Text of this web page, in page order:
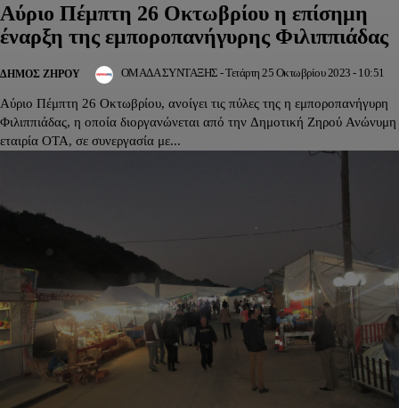
Αύριο Πέμπτη 26 Οκτωβρίου η επίσημη
έναρξη της εμποροπανήγυρης Φιλιππιάδας
ΔΉΜΟΣ ΖΗΡΟΎ ΟΜΑΔΑ ΣΥΝΤΑΞΗΣ -Τετάρτη 25 Οκτωβρίου 2023 - 10:51
Αύριο Πέμπτη 26 Οκτωβρίου, ανοίγει τις πύλες της η εμποροπανήγυρη
Φιλιππιάδας, η οποία διοργανώνεται από την Δημοτική Ζηρού Ανώνυμη
εταιρία ΟΤΑ, σε συνεργασία με...